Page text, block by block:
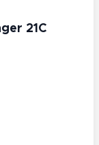
21C